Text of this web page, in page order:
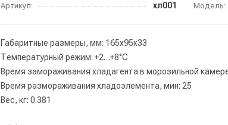
Артикул: хл001 Модель:
Габаритные размеры, мм: 165х95х33
Температурный режим: +2…+8°C
Время замораживания хладагента в морозильной
Время размораживания хладоэлемента, мин: 25
Вес, кг: 0.381